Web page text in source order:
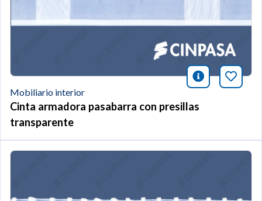
icono
Mobiliario interior
Cinta armadora pasabarra con presillas
transparente